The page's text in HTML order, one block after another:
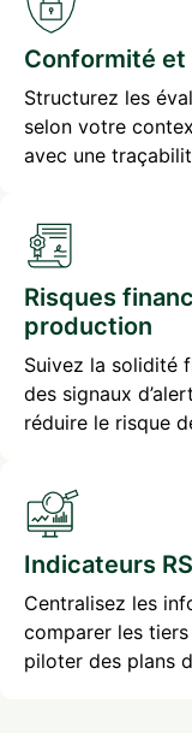
Conformité
Structurez les
selon votre
avec une
Risques
production
Suivez la solidité
des signaux
réduire le risque
Indicateurs
Centralisez les
comparer les
piloter des plans